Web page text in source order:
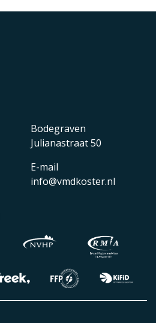
Bodegraven
Julianastraat 50
E-mail
info@vmdkoster.nl